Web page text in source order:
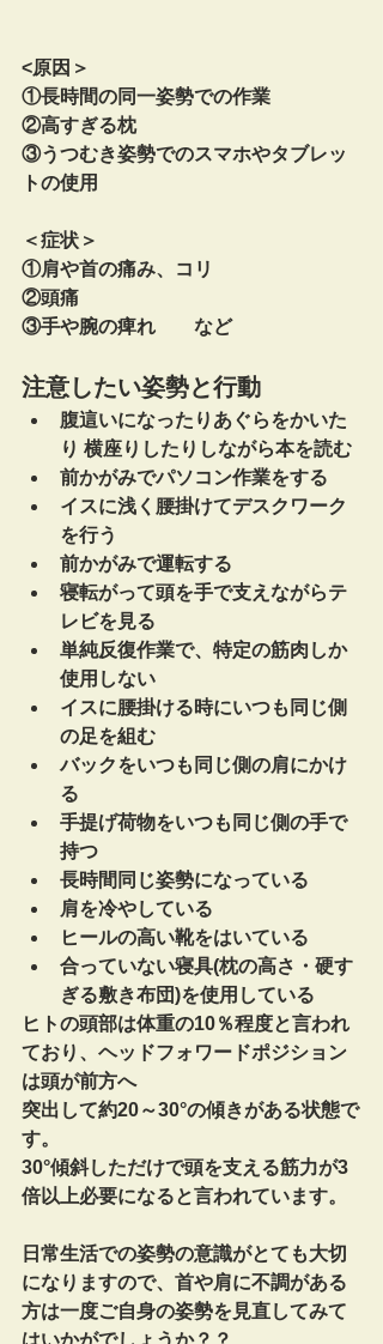
<原因＞
①長時間の同一姿勢での作業
②高すぎる枕
③うつむき姿勢でのスマホやタブレッ
トの使用
＜症状＞
①肩や首の痛み、コリ
②頭痛
③手や腕の痺れ　　など
注意したい姿勢と行動
腹這いになったりあぐらをかいた
り 横座りしたりしながら本を読む
前かがみでパソコン作業をする
イスに浅く腰掛けてデスクワーク
を行う
前かがみで運転する
寝転がって頭を手で支えながらテ
レビを見る
単純反復作業で、特定の筋肉しか
使用しない
イスに腰掛ける時にいつも同じ側
の足を組む
バックをいつも同じ側の肩にかけ
る
手提げ荷物をいつも同じ側の手で
持つ
長時間同じ姿勢になっている
肩を冷やしている
ヒールの高い靴をはいている
合っていない寝具(枕の高さ・硬す
ぎる敷き布団)を使用している
ヒトの頭部は体重の10％程度と言われ
ており、ヘッドフォワードポジション
は頭が前方へ
突出して約20～30°の傾きがある状態で
す。
30°傾斜しただけで頭を支える筋力が3
倍以上必要になると言われています。
日常生活での姿勢の意識がとても大切
になりますので、首や肩に不調がある
方は一度ご自身の姿勢を見直してみて
はいかがでしょうか？？